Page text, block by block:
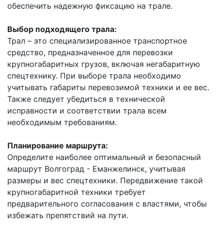
обеспечить надежную фиксацию на трале.
Выбор подходящего трала:
Трал – это специализированное транспортное
средство, предназначенное для перевозки
крупногабаритных грузов, включая негабаритную
спецтехнику. При выборе трала необходимо
учитывать габариты перевозимой техники и ее вес.
Также следует убедиться в технической
исправности и соответствии трала всем
необходимым требованиям.
Планирование маршрута:
Определите наиболее оптимальный и безопасный
маршрут Волгоград - Еманжелинск, учитывая
размеры и вес спецтехники. Передвижение такой
крупногабаритной техники требует
предварительного согласования с властями, чтобы
избежать препятствий на пути.